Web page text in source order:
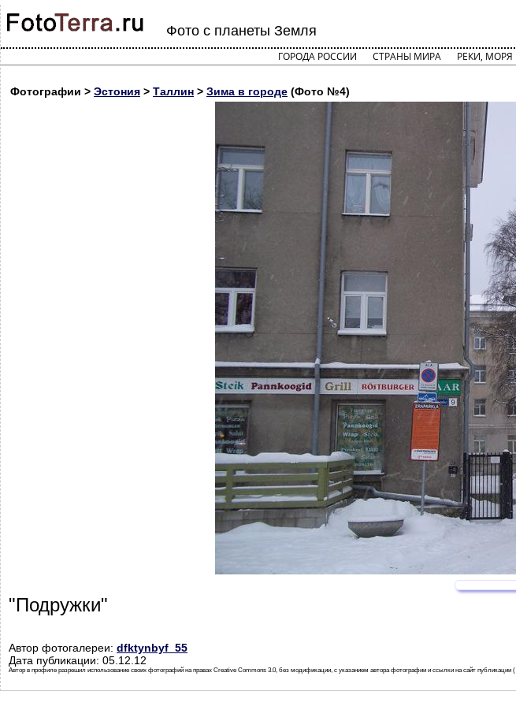
Фото с планеты Земля
ГОРОДА РОССИИ СТРАНЫ МИРА РЕКИ, МОРЯ
Фотографии > Эстония > Таллин > Зима в городе (Фото №4)
"Подружки"
Автор фотогалереи: dfktynbyf_55
Дата публикации: 05.12.12
Автор в профиле разрешил использование своих фотографий на правах Creative Commons 3.0, без модификации, с указанием автора фотографии и ссылки на сайт публикации (